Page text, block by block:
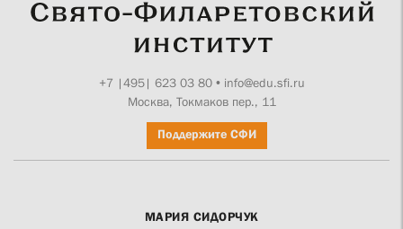
+7 |495| 623 03 80• info@edu.sfi.ru
Москва, Токмаков пер., 11
Поддержите СФИ
МАРИЯ СИДОРЧУК